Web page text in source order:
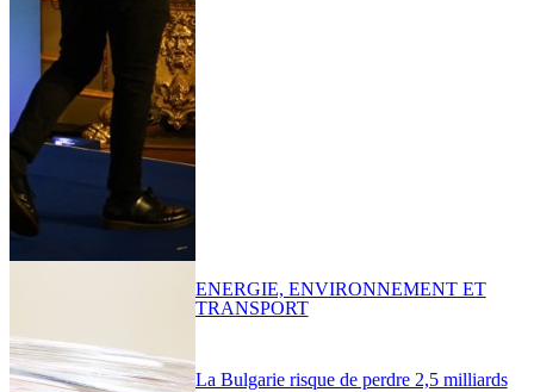
La Bulgarie risque de perdre 2,5 milliards
ENERGIE, ENVIRONNEMENT ET
TRANSPORT